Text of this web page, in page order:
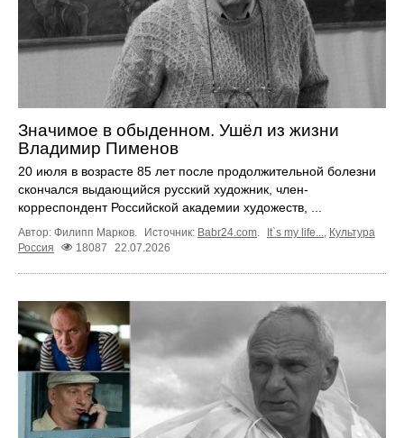
Значимое в обыденном. Ушёл из жизни
Владимир Пименов
20 июля в возрасте 85 лет после продолжительной болезни
скончался выдающийся русский художник, член-
корреспондент Российской академии художеств, ...
Автор: Филипп Марков. Источник: Babr24.com. It`s my life..., Культура
Россия
18087 22.07.2026